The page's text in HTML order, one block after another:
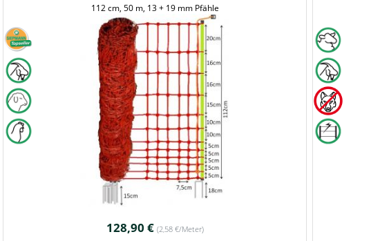
112 cm, 50 m, 13 + 19 mm Pfähle
128,90 € (2,58 €/Meter)